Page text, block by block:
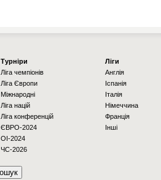
Турніри
Ліга чемпіонів
Ліга Європи
Міжнародні
Ліга націй
Ліга конференцій
ЄВРО-2024
OI-2024
ЧС-2026
Ліги
Англія
Іспанія
Італія
Німеччина
Франція
Інші